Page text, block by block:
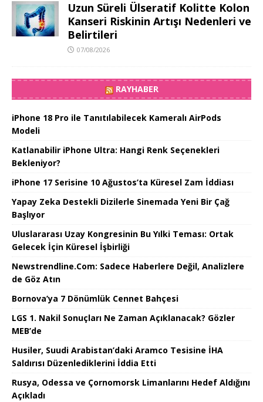
Uzun Süreli Ülseratif Kolitte Kolon
Kanseri Riskinin Artışı Nedenleri ve
Belirtileri
07/08/2026
RAYHABER
iPhone 18 Pro ile Tanıtılabilecek Kameralı AirPods
Modeli
Katlanabilir iPhone Ultra: Hangi Renk Seçenekleri
Bekleniyor?
iPhone 17 Serisine 10 Ağustos’ta Küresel Zam İddiası
Yapay Zeka Destekli Dizilerle Sinemada Yeni Bir Çağ
Başlıyor
Uluslararası Uzay Kongresinin Bu Yılki Teması: Ortak
Gelecek İçin Küresel İşbirliği
Newstrendline.Com: Sadece Haberlere Değil, Analizlere
de Göz Atın
Bornova’ya 7 Dönümlük Cennet Bahçesi
LGS 1. Nakil Sonuçları Ne Zaman Açıklanacak? Gözler
MEB’de
Husiler, Suudi Arabistan’daki Aramco Tesisine İHA
Saldırısı Düzenlediklerini İddia Etti
Rusya, Odessa ve Çornomorsk Limanlarını Hedef Aldığını
Açıkladı